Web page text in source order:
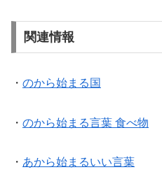
関連情報
・ のから始まる国
・ のから始まる言葉 食べ物
・ あから始まるいい言葉